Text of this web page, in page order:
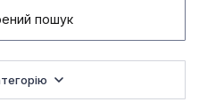
пошук